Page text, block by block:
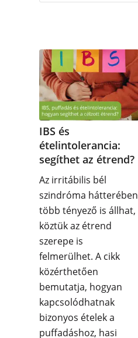
IBS és
ételintolerancia:
segíthet az étrend?
Az irritábilis bél
szindróma hátterében
több tényező is állhat,
köztük az étrend
szerepe is
felmerülhet. A cikk
közérthetően
bemutatja, hogyan
kapcsolódhatnak
bizonyos ételek a
puffadáshoz, hasi